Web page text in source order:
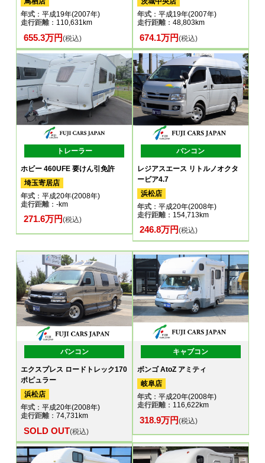
年式 ：平成19年(2007年)
走行距離：110,631km
655.3万円(税込)
年式：平成19年(2007年)
走行距離：48,803km
674.1万円(税込)
トレーラー
ホビー 460UFE 要けん引免許
埼玉寄居店
年式 ：平成20年(2008年)
走行距離：-km
271.6万円(税込)
バンコン
レジアスエース リトルノオクタ
ービア4.7
浜松店
年式：平成20年(2008年)
走行距離：154,713km
246.8万円(税込)
バンコン
エクスプレス ロードトレック170
ポピュラー
浜松店
年式 ：平成20年(2008年)
走行距離：74,731km
SOLD OUT(税込)
キャブコン
ボンゴ AtoZ アミティ
岐阜店
年式：平成20年(2008年)
走行距離：116,622km
318.9万円(税込)